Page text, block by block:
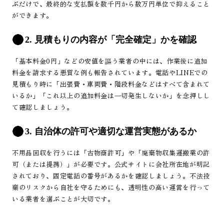
ぶだけで、最終的な支払額を数千円から数万円単位で抑えること
ができます。
2. 見積もりの内容が「完全確定」かを確認
「基本料金0円」などの安値を謳う業者の中には、作業後に追加
料金を請求する悪質な例も報告されています。電話やLINEでの
見積もり時に「出張費・車両費・階段料金などはすべて含まれて
いるか」「これ以上の追加料金は一切発生しないか」を念押しし
て確認しましょう。
3. 自治体の許可や適切な運営実態があるか
不用品回収を行うには「古物商許可」や「廃棄物収集運搬業の許
可（または提携）」が必要です。公式サイトに会社所在地が明記
されており、固定電話の番号があるかを確認しましょう。不法投
棄のリスクから自社を守るためにも、透明性の高い運営を行って
いる業者を選ぶことが大切です。